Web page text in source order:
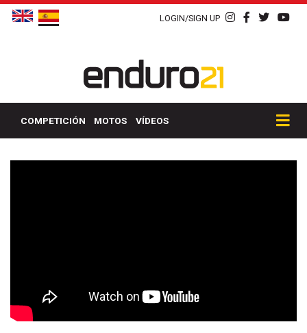
LOGIN/SIGN UP
COMPETICIÓN MOTOS VÍDEOS